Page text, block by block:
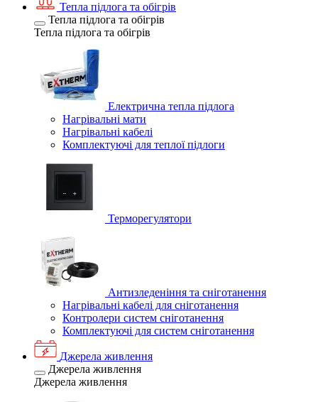
Тепла підлога та обігрів
Тепла підлога та обігрів
Тепла підлога та обігрів
Електрична тепла підлога
Нагрівальні мати
Нагрівальні кабелі
Комплектуючі для теплої підлоги
Терморегулятори
Антизледеніння та сніготанення
Нагрівальні кабелі для сніготанення
Контролери систем сніготанення
Комплектуючі для систем сніготанення
Джерела живлення
Джерела живлення
Джерела живлення